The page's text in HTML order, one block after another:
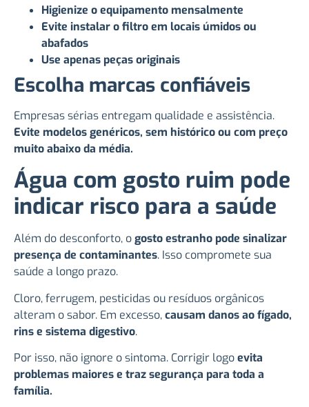
Higienize o equipamento mensalmente
Evite instalar o filtro em locais úmidos ou
abafados
Use apenas peças originais
Escolha marcas confiáveis
Empresas sérias entregam qualidade e assistência.
Evite modelos genéricos, sem histórico ou com preço
muito abaixo da média.
Água com gosto ruim pode
indicar risco para a saúde
Além do desconforto, ogosto estranho pode sinalizar
presença de contaminantes. Isso compromete sua
saúde a longo prazo.
Cloro, ferrugem, pesticidas ou resíduos orgânicos
alteram o sabor. Em excesso,causam danos ao fígado,
rins e sistema digestivo.
Por isso, não ignore o sintoma. Corrigir logoevita
problemas maiores e traz segurança para toda a
família.